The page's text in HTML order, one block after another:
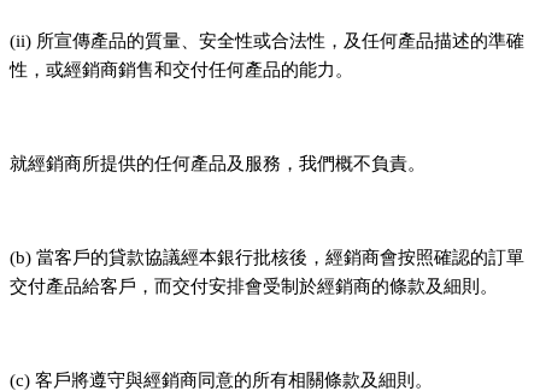
(ii) 所宣傳產品的質量、安全性或合法性，及任何產品描述的準確
性，或經銷商銷售和交付任何產品的能力。
就經銷商所提供的任何產品及服務，我們概不負責。
(b) 當客戶的貸款協議經本銀行批核後，經銷商會按照確認的訂單
交付產品給客戶，而交付安排會受制於經銷商的條款及細則。
(c) 客戶將遵守與經銷商同意的所有相關條款及細則。